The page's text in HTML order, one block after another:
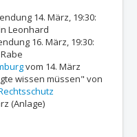
14. März, 19:30:
Leonhard
16. März, 19:30:
vom 14. März
wissen müssen" von
(Anlage)